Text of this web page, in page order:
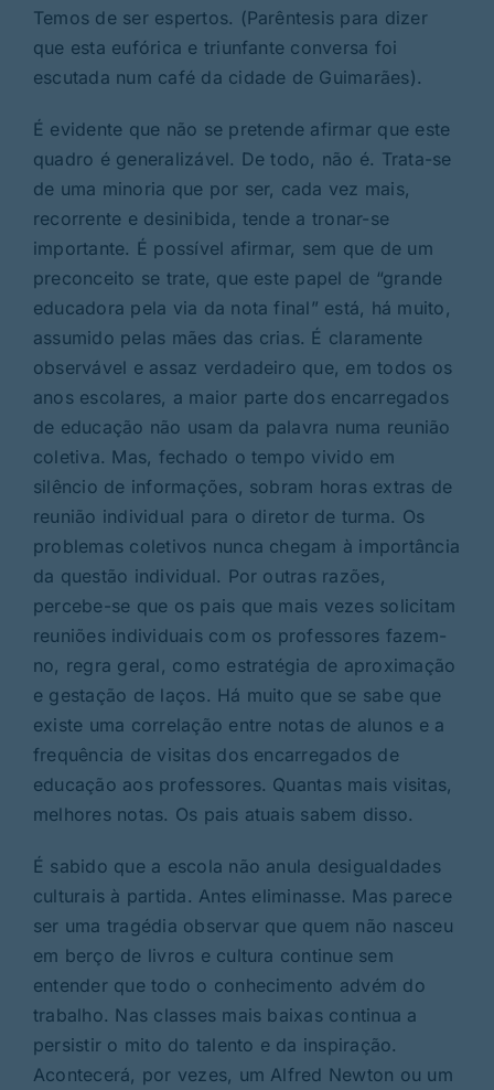
Temos de ser espertos. (Parêntesis para dizer
que esta eufórica e triunfante conversa foi
escutada num café da cidade de Guimarães).
É evidente que não se pretende afirmar que este
quadro é generalizável. De todo, não é. Trata-se
de uma minoria que por ser, cada vez mais,
recorrente e desinibida, tende a tronar-se
importante. É possível afirmar, sem que de um
preconceito se trate, que este papel de “grande
educadora pela via da nota final” está, há muito,
assumido pelas mães das crias. É claramente
observável e assaz verdadeiro que, em todos os
anos escolares, a maior parte dos encarregados
de educação não usam da palavra numa reunião
coletiva. Mas, fechado o tempo vivido em
silêncio de informações, sobram horas extras de
reunião individual para o diretor de turma. Os
problemas coletivos nunca chegam à importância
da questão individual. Por outras razões,
percebe-se que os pais que mais vezes solicitam
reuniões individuais com os professores fazem-
no, regra geral, como estratégia de aproximação
e gestação de laços. Há muito que se sabe que
existe uma correlação entre notas de alunos e a
frequência de visitas dos encarregados de
educação aos professores. Quantas mais visitas,
melhores notas. Os pais atuais sabem disso.
É sabido que a escola não anula desigualdades
culturais à partida. Antes eliminasse. Mas parece
ser uma tragédia observar que quem não nasceu
em berço de livros e cultura continue sem
entender que todo o conhecimento advém do
trabalho. Nas classes mais baixas continua a
persistir o mito do talento e da inspiração.
Acontecerá, por vezes, um Alfred Newton ou um